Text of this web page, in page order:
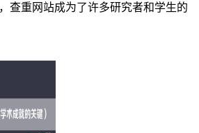
查重网站成为了许多研究者和学生的